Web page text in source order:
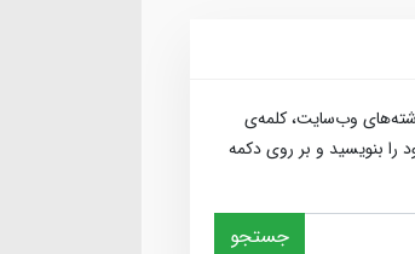
وب‌سایت، کلمه‌ی
را بنویسید و بر روی دکمه
جستجو